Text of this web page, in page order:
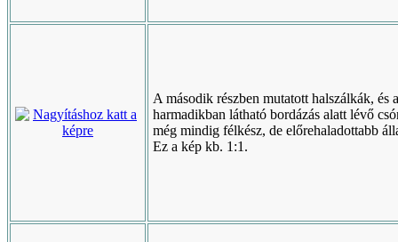
A második részben mutatott halszálkák, és a
harmadikban látható bordázás alatt lévő
még mindig félkész, de előrehaladottabb
Ez a kép kb. 1:1.